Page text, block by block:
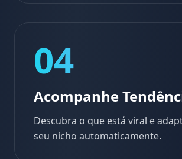
04
Acompanhe
Descubra o que está viral e
seu nicho automaticamente.